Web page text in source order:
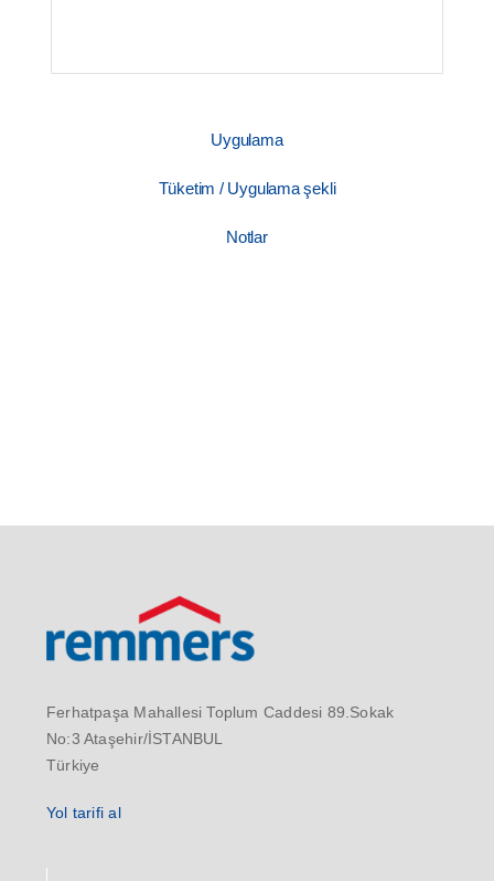
Uygulama
Tüketim / Uygulama şekli
Notlar
Ferhatpaşa Mahallesi Toplum Caddesi 89.Sokak
No:3 Ataşehir/İSTANBUL
Türkiye
Yol tarifi al